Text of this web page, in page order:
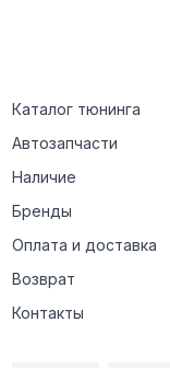
Каталог тюнинга
Автозапчасти
Наличие
Бренды
Оплата и доставка
Возврат
Контакты